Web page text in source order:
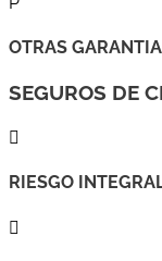
OTRAS
SEGUROS DE

RIESGO
